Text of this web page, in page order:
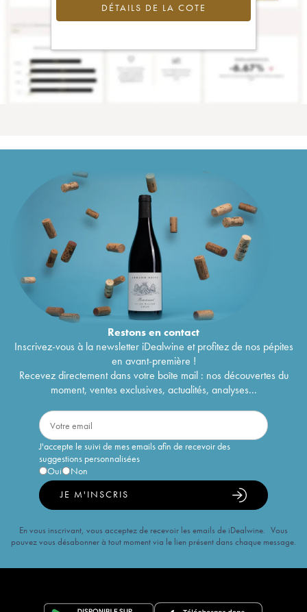
DÉTAILS DE LA COTE
Restons encontact
Inscrivez-vous à la newsletter iDealwine et profitez de nos pépites
en avant-première !
Recevez directement dans votre boîte mail : nos découvertes du
moment, ventes exclusives, actualités, analyses...
J'accepte le suivi de mes emails afin de recevoir des
suggestions personnalisées
Oui
Non
JE M'INSCRIS
En vous inscrivant, vous acceptez de recevoir les emails de iDealwine. Vous
pouvez vous désabonner à tout moment via le lien présent dans chaque message.